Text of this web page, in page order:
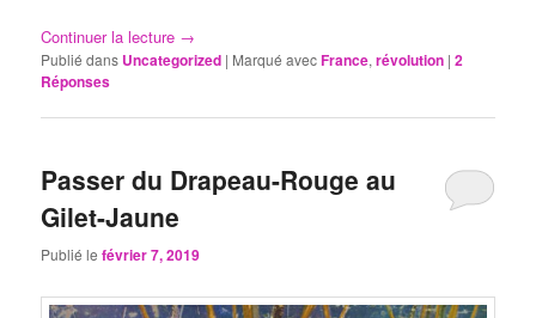
Continuer la lecture →
Publié dans Uncategorized | Marqué avecFrance,révolution |2
Réponses
Passer du Drapeau-Rouge au
Gilet-Jaune
Publié lefévrier 7, 2019